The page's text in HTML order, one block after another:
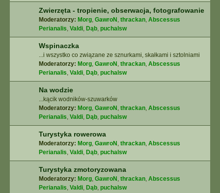
Zwierzęta - tropienie, obserwacja, fotografowanie
Moderatorzy: Morg, GawroN , thrackan, Abscessus
Perianalis, Valdi, Dąb, puchalsw
Wspinaczka
...i wszystko co związane ze sznurkami, skałkami i sztolniami
Moderatorzy: Morg, GawroN , thrackan, Abscessus
Perianalis, Valdi, Dąb, puchalsw
Na wodzie
...kącik wodników-szuwarków
Moderatorzy: Morg, GawroN , thrackan, Abscessus
Perianalis, Valdi, Dąb, puchalsw
Turystyka rowerowa
Moderatorzy: Morg, GawroN , thrackan, Abscessus
Perianalis, Valdi, Dąb, puchalsw
Turystyka zmotoryzowana
Moderatorzy: Morg, GawroN , thrackan, Abscessus
Perianalis, Valdi, Dąb, puchalsw